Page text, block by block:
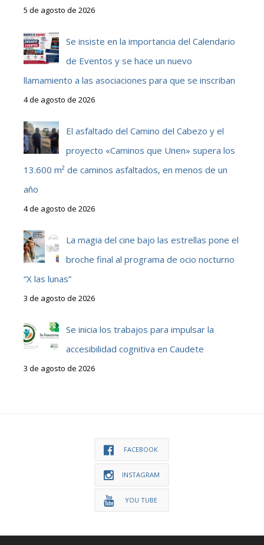
5 de agosto de 2026
Se insiste en la importancia del Calendario
de Eventos y se hace un nuevo
llamamiento a las asociaciones para que se inscriban
4 de agosto de 2026
El asfaltado del Camino del Cabezo y el
proyecto «Caminos que Unen» supera los
13.600 m² de caminos asfaltados, en menos de un
año
4 de agosto de 2026
La magia del cine bajo las estrellas pone el
broche final al programa de ocio nocturno
“X las lunas”
3 de agosto de 2026
Se inicia los trabajos para impulsar la
accesibilidad cognitiva en Caudete
3 de agosto de 2026
FACEBOOK
INSTAGRAM
YOU TUBE